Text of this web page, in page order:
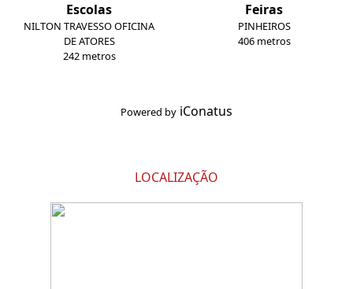
Escolas
NILTON TRAVESSO OFICINA
DE ATORES
242 metros
Feiras
PINHEIROS
406 metros
Powered by iConatus
LOCALIZAÇÃO